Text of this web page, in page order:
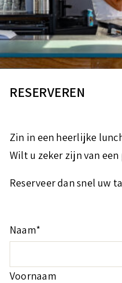
t
RESERVEREN
Zin in een heerlijke
Wilt u zeker zijn van een
Reserveer dan snel uw
Naam*
Voornaam